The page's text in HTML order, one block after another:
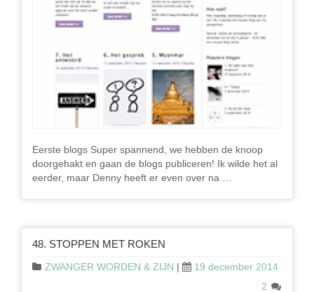
Eerste blogs Super spannend, we hebben de knoop
doorgehakt en gaan de blogs publiceren! Ik wilde het al
eerder, maar Denny heeft er even over na …
48. STOPPEN MET ROKEN
ZWANGER WORDEN & ZIJN |
19 december 2014
2